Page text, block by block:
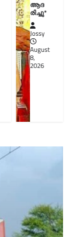
ആദ
രിച്ചു*
Jossy
August
8,
2026